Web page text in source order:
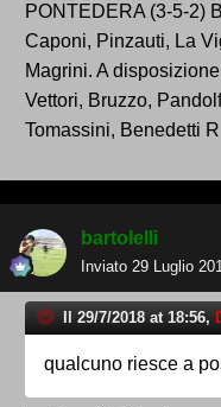
PONTEDERA (3-5-2)
Caponi, Pinzauti, La
Magrini. A
Vettori, Bruzzo,
Tomassini, Benedetti R
bartolelli
Inviato 29 Luglio
Il 29/7/2018 at 18:56,
qualcuno riesce a